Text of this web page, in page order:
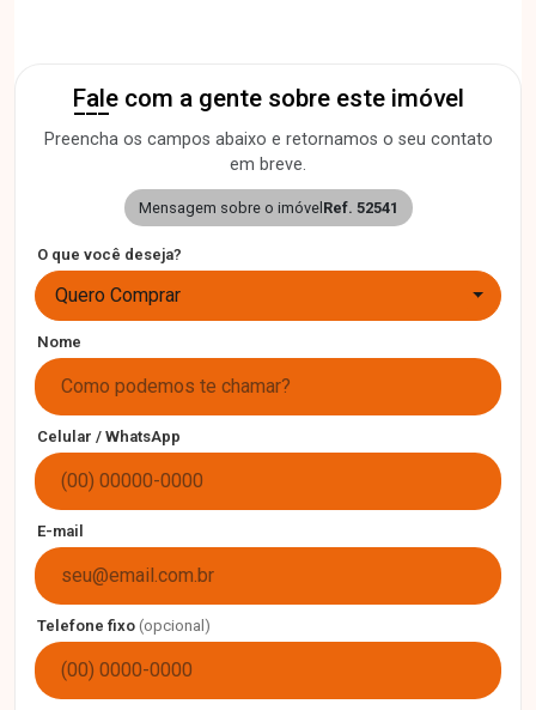
Fale com a gente sobre este imóvel
Preencha os campos abaixo e retornamos o seu contato
em breve.
Mensagem sobre o imóvel Ref. 52541
O que você deseja?
Quero Comprar
Nome
Celular / WhatsApp
E-mail
Telefone fixo (opcional)